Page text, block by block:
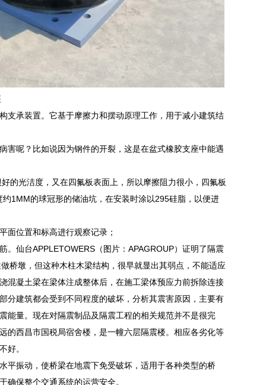
支承装置。它基于摩擦力和摆动原理工作，用于减小建筑结
害呢？比如说因为钢件的开裂，这是在盆式橡胶支座中能遇
的光洁度，又在四氟板表面上，所以摩擦阻力很小，四氟板
1MM的球冠形的储油坑，在安装时涂以295硅脂，以便进
面位置和标高进行观察记录；
仙台APPLETOWERS（图片：APAGROUP）证明了隔震
桥墩，但这种木柱木梁结构，很早就显出其弱点，不能适应
混凝土梁在梁体注成整体后，在施工梁体预应力前拆除连接
分建筑都会受到不同程度的破坏，分析其震害原因，主要有
能量。现在对隔震制品及隔震工程的相关规范并不是很完
的西昌市国税局宿舍楼，是一幢六层隔震楼。相应各劣化等
好。
平振动，使桥梁在地震下免受破坏，适用于各种类型的桥
确保整个交通系统的运营安全。